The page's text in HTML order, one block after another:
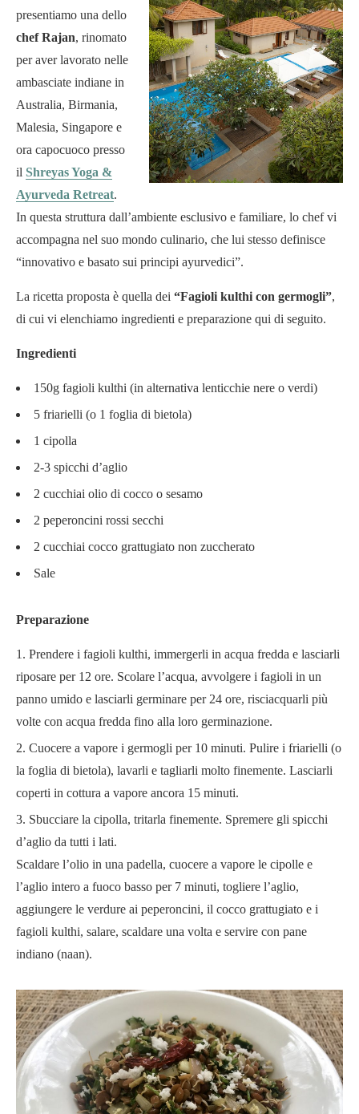
presentiamo una dello
chef Rajan, rinomato
per aver lavorato nelle
ambasciate indiane in
Australia, Birmania,
Malesia, Singapore e
ora capocuoco presso
il Shreyas Yoga &
Ayurveda Retreat.
In questa struttura dall’ambiente esclusivo e familiare, lo chef vi
accompagna nel suo mondo culinario, che lui stesso definisce
“innovativo e basato sui principi ayurvedici”.
La ricetta proposta è quella dei “Fagioli kulthi con germogli”,
di cui vi elenchiamo ingredienti e preparazione qui di seguito.
Ingredienti
150g fagioli kulthi (in alternativa lenticchie nere o verdi)
5 friarielli (o 1 foglia di bietola)
1 cipolla
2-3 spicchi d’aglio
2 cucchiai olio di cocco o sesamo
2 peperoncini rossi secchi
2 cucchiai cocco grattugiato non zuccherato
Sale
Preparazione
Prendere i fagioli kulthi, immergerli in acqua fredda e lasciarli
riposare per 12 ore. Scolare l’acqua, avvolgere i fagioli in un
panno umido e lasciarli germinare per 24 ore, risciacquarli più
volte con acqua fredda fino alla loro germinazione.
Cuocere a vapore i germogli per 10 minuti. Pulire i friarielli (o
la foglia di bietola), lavarli e tagliarli molto finemente. Lasciarli
coperti in cottura a vapore ancora 15 minuti.
Sbucciare la cipolla, tritarla finemente. Spremere gli spicchi
d’aglio da tutti i lati.
Scaldare l’olio in una padella, cuocere a vapore le cipolle e
l’aglio intero a fuoco basso per 7 minuti, togliere l’aglio,
aggiungere le verdure ai peperoncini, il cocco grattugiato e i
fagioli kulthi, salare, scaldare una volta e servire con pane
indiano (naan).